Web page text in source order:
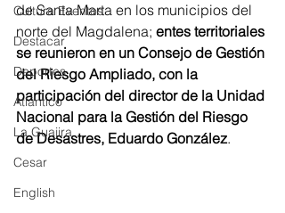
Cultura Eventos
Destacar
Deportes
Atlántico
La Guajira
Cesar
English
de Santa Marta en los municipios del
norte del Magdalena; entes territoriales
se reunieron en un Consejo de Gestión
del Riesgo Ampliado, con la
participación del director de la Unidad
Nacional para la Gestión del Riesgo
de Desastres, Eduardo González.